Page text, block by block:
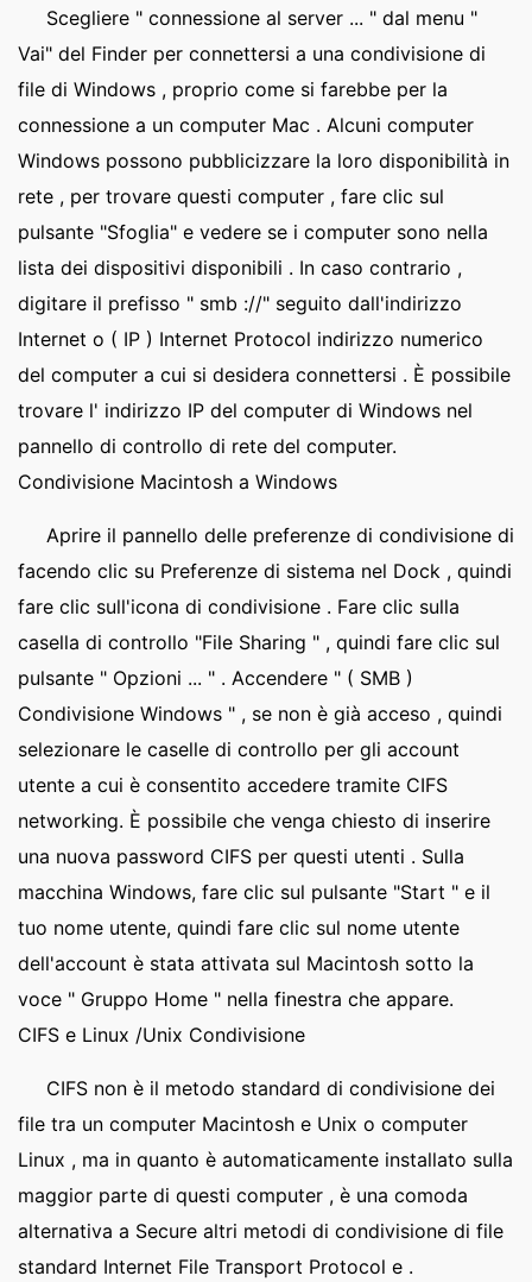
Scegliere " connessione al server ... " dal menu "
Vai" del Finder per connettersi a una condivisione di
file di Windows , proprio come si farebbe per la
connessione a un computer Mac . Alcuni computer
Windows possono pubblicizzare la loro disponibilità in
rete , per trovare questi computer , fare clic sul
pulsante "Sfoglia" e vedere se i computer sono nella
lista dei dispositivi disponibili . In caso contrario ,
digitare il prefisso " smb ://" seguito dall'indirizzo
Internet o ( IP ) Internet Protocol indirizzo numerico
del computer a cui si desidera connettersi . È possibile
trovare l' indirizzo IP del computer di Windows nel
pannello di controllo di rete del computer.
Condivisione Macintosh a Windows
Aprire il pannello delle preferenze di condivisione di
facendo clic su Preferenze di sistema nel Dock , quindi
fare clic sull'icona di condivisione . Fare clic sulla
casella di controllo "File Sharing " , quindi fare clic sul
pulsante " Opzioni ... " . Accendere " ( SMB )
Condivisione Windows " , se non è già acceso , quindi
selezionare le caselle di controllo per gli account
utente a cui è consentito accedere tramite CIFS
networking. È possibile che venga chiesto di inserire
una nuova password CIFS per questi utenti . Sulla
macchina Windows, fare clic sul pulsante "Start " e il
tuo nome utente, quindi fare clic sul nome utente
dell'account è stata attivata sul Macintosh sotto la
voce " Gruppo Home " nella finestra che appare.
CIFS e Linux /Unix Condivisione
CIFS non è il metodo standard di condivisione dei
file tra un computer Macintosh e Unix o computer
Linux , ma in quanto è automaticamente installato sulla
maggior parte di questi computer , è una comoda
alternativa a Secure altri metodi di condivisione di file
standard Internet File Transport Protocol e .